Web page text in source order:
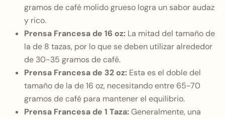
gramos de café molido grueso logra un sabor audaz
y rico.
Prensa Francesa de 16 oz: La mitad del tamaño de
la de 8 tazas, por lo que se deben utilizar alrededor
de 30-35 gramos de café.
Prensa Francesa de 32 oz: Esta es el doble del
tamaño de la de 16 oz, necesitando entre 65-70
gramos de café para mantener el equilibrio.
Prensa Francesa de 1 Taza:Generalmente, una